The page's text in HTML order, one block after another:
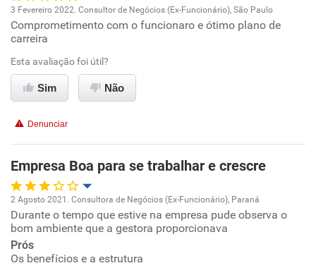
Oportunidade de promoção
Ambiente de trabalho
Conciliação com a vida familiar
Recomenda esta empresa
Recomenda a diretoria
3 Fevereiro 2022. Consultor de Negócios (Ex-Funcionário), São Paulo
Comprometimento com o funcionaro e ótimo plano de
carreira
Esta avaliação foi útil?
Sim Não
Denunciar
Empresa Boa para se trabalhar e crescre
Oportunidade de promoção
Ambiente de trabalho
2 Agosto 2021. Consultora de Negócios (Ex-Funcionário), Paraná
Durante o tempo que estive na empresa pude observa o
bom ambiente que a gestora proporcionava
Prós
Os benefícios e a estrutura